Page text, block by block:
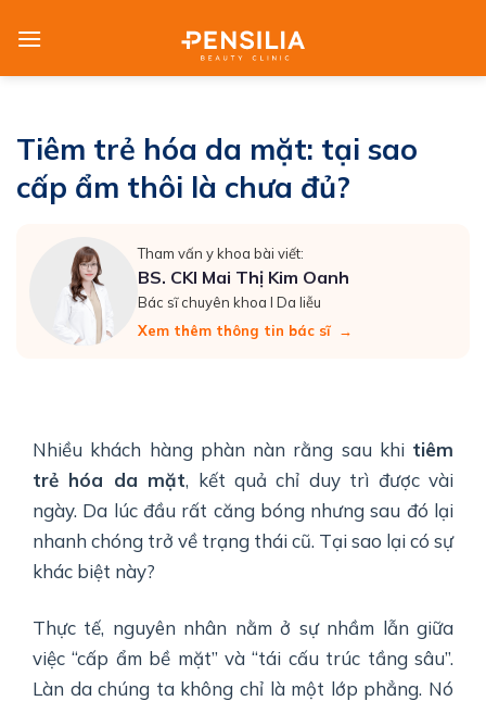
Tiêm trẻ hóa da mặt: tại sao
cấp ẩm thôi là chưa đủ?
Tham vấn y khoa bài viết:
BS. CKI Mai Thị Kim Oanh
Bác sĩ chuyên khoa I Da liễu
Xem thêm thông tin bác sĩ
→
Nhiều khách hàng phàn nàn rằng sau khi tiêm
trẻ hóa da mặt, kết quả chỉ duy trì được vài
ngày. Da lúc đầu rất căng bóng nhưng sau đó lại
nhanh chóng trở về trạng thái cũ. Tại sao lại có sự
khác biệt này?
Thực tế, nguyên nhân nằm ở sự nhầm lẫn giữa
việc “cấp ẩm bề mặt” và “tái cấu trúc tầng sâu”.
Làn da chúng ta không chỉ là một lớp phẳng. Nó